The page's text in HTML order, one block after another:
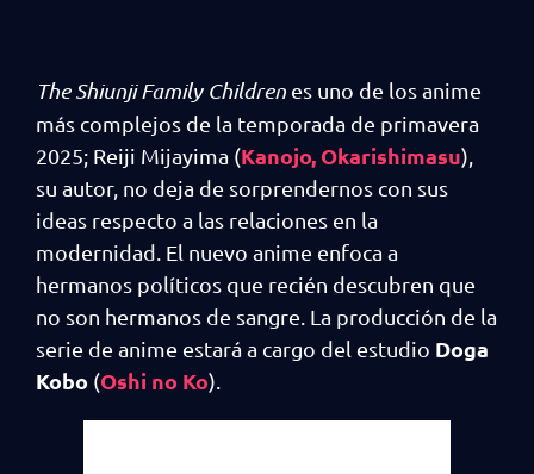
The Shiunji Family Children es uno de los anime
más complejos de la temporada de primavera
2025; Reiji Mijayima (Kanojo, Okarishimasu),
su autor, no deja de sorprendernos con sus
ideas respecto a las relaciones en la
modernidad. El nuevo anime enfoca a
hermanos políticos que recién descubren que
no son hermanos de sangre. La producción de la
serie de anime estará a cargo del estudio Doga
Kobo (Oshi no Ko).